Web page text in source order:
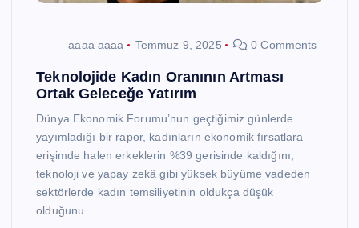
aaaa aaaa Temmuz 9, 2025 0 Comments
Teknolojide Kadın Oranının Artması
Ortak Geleceğe Yatırım
Dünya Ekonomik Forumu’nun geçtiğimiz günlerde
yayımladığı bir rapor, kadınların ekonomik fırsatlara
erişimde halen erkeklerin %39 gerisinde kaldığını,
teknoloji ve yapay zekâ gibi yüksek büyüme vadeden
sektörlerde kadın temsiliyetinin oldukça düşük
olduğunu…